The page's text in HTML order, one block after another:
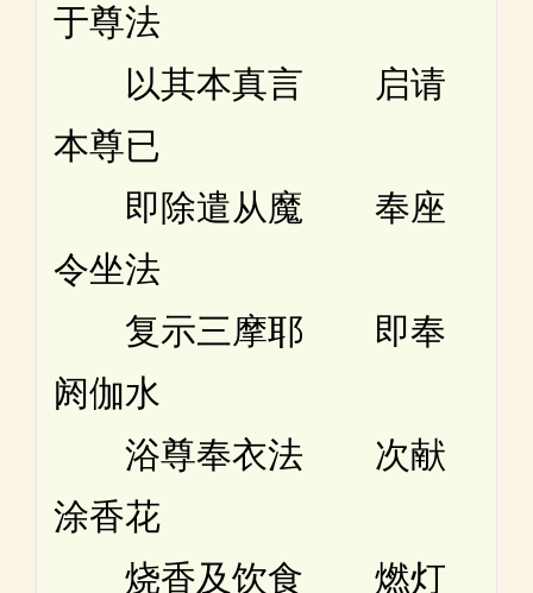
于尊法
以其本真言 启请
本尊已
即除遣从魔 奉座
令坐法
复示三摩耶 即奉
阏伽水
浴尊奉衣法 次献
涂香花
烧香及饮食 燃灯